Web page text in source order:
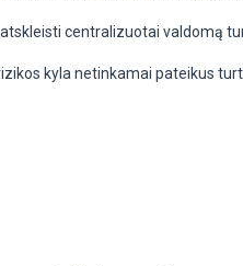
centralizuotai valdomą
kyla netinkamai pateikus